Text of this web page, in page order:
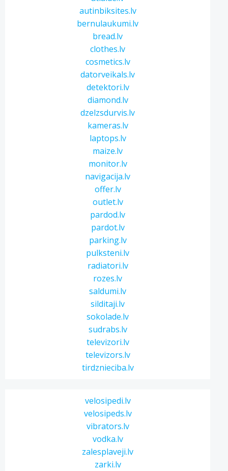
autinbiksites.lv
bernulaukumi.lv
bread.lv
clothes.lv
cosmetics.lv
datorveikals.lv
detektori.lv
diamond.lv
dzelzsdurvis.lv
kameras.lv
laptops.lv
maize.lv
monitor.lv
navigacija.lv
offer.lv
outlet.lv
pardod.lv
pardot.lv
parking.lv
pulksteni.lv
radiatori.lv
rozes.lv
saldumi.lv
silditaji.lv
sokolade.lv
sudrabs.lv
televizori.lv
televizors.lv
tirdznieciba.lv
velosipedi.lv
velosipeds.lv
vibrators.lv
vodka.lv
zalesplaveji.lv
zarki.lv